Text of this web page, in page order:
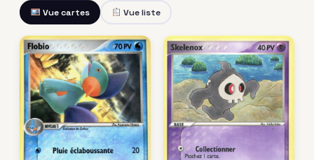
Vue cartes Vue liste